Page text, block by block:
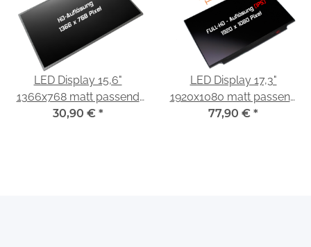
LED Display 15,6"
1366x768 matt passend
für Dell Inspiron 1545
30,90 € *
LED Display 17,3"
1920x1080 matt passend
für BOE NV173FHM-N49
77,90 € *